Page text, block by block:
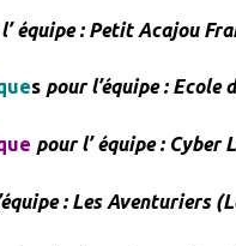
équipe : Petit Acajou
s pour l’équipe : Ecole
pour l’ équipe : Cyber
: Les Aventuriers